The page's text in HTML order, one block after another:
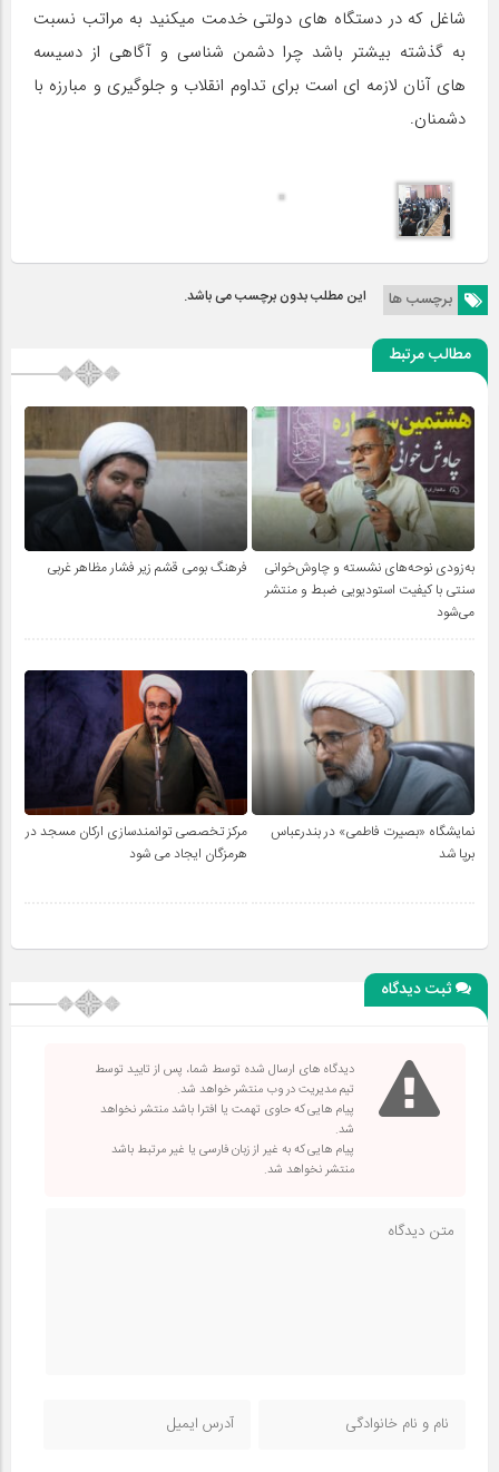
شاغل که در دستگاه های دولتی خدمت میکنید به مراتب نسبت
به گذشته بیشتر باشد چرا دشمن شناسی و آگاهی از دسیسه
های آنان لازمه ای است برای تداوم انقلاب و جلوگیری و مبارزه با
دشمنان.
برچسب ها این مطلب بدون برچسب می باشد.
مطالب مرتبط
به‌زودی نوحه‌های نشسته و چاوش‌خوانی
سنتی با کیفیت استودیویی ضبط و منتشر
می‌شود
فرهنگ بومی قشم زیر فشار مظاهر غربی
نمایشگاه «بصیرت فاطمی» در بندرعباس
برپا شد
مرکز تخصصی توانمندسازی ارکان مسجد در
هرمزگان ایجاد می شود
ثبت دیدگاه
دیدگاه های ارسال شده توسط شما، پس از تایید توسط
تیم مدیریت در وب منتشر خواهد شد.
پیام هایی که حاوی تهمت یا افترا باشد منتشر نخواهد
شد.
پیام هایی که به غیر از زبان فارسی یا غیر مرتبط باشد
منتشر نخواهد شد.